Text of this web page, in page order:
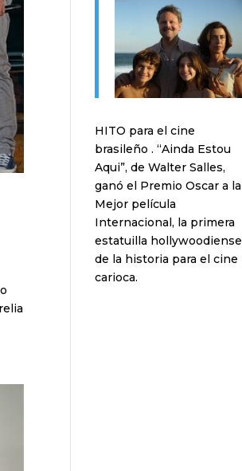
HITO para el cine
brasileño . “Ainda Estou
Aqui”, de Walter Salles,
ganó el Premio Oscar a la
Mejor película
Internacional, la primera
estatuilla hollywoodiense
de la historia para el cine
carioca.